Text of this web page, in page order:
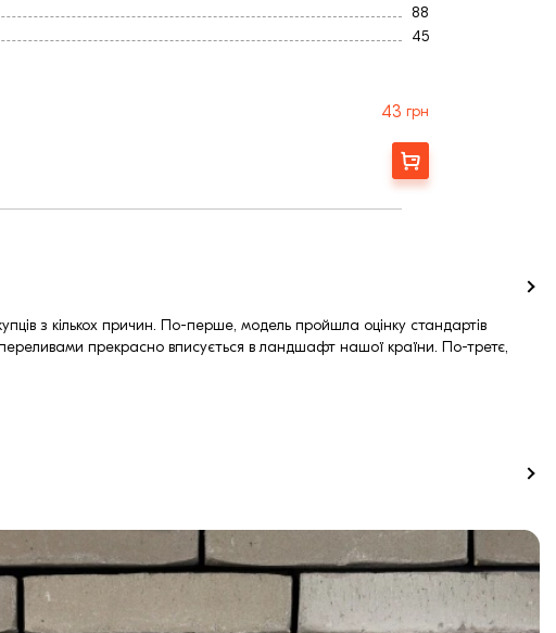
88
45
90
Коричневый
Гладка
43 грн
Замовити
з кількох причин. По-перше, модель пройшла оцінку стандартів
переливами прекрасно вписується в ландшафт нашої країни. По-третє,